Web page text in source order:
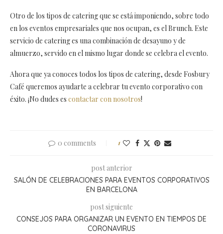
Otro de los tipos de catering que se está imponiendo, sobre todo
en los eventos empresariales que nos ocupan, es el Brunch. Este
servicio de catering es una combinación de desayuno y de
almuerzo, servido en el mismo lugar donde se celebra el evento.
Ahora que ya conoces todos los tipos de catering, desde Fosbury
Café queremos ayudarte a celebrar tu evento corporativo con
éxito. ¡No dudes es contactar con nosotros!
0 comments 1
post anterior
SALÓN DE CELEBRACIONES PARA EVENTOS CORPORATIVOS
EN BARCELONA
post siguiente
CONSEJOS PARA ORGANIZAR UN EVENTO EN TIEMPOS DE
CORONAVIRUS